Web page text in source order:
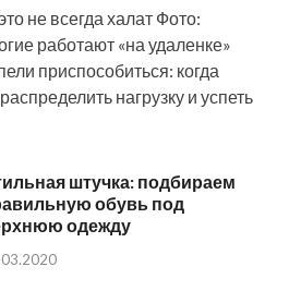
не всегда халат Фото:
работают «на удаленке»
приспособиться: когда
нагрузку и успеть
штучка: подбираем
обувь под
одежду